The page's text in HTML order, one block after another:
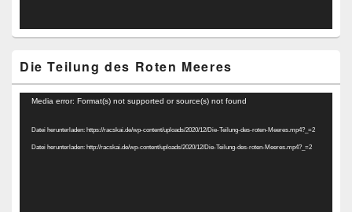
Die Teilung des Roten Meeres
Video-
Media error: Format(s) not supported or source(s) not found
Datei herunterladen: https://racskai.de/wp-content/uploads/2020/12/Die-Teilung-des-roten-Meeres.mp4?_=2
Datei herunterladen: http://racskai.de/wp-content/uploads/2020/12/Die-Teilung-des-roten-Meeres.mp4?_=2